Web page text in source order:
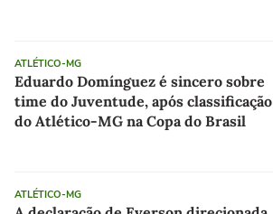
ATLÉTICO-MG
Eduardo Domínguez é sincero sobre
time do Juventude, após classificação
do Atlético-MG na Copa do Brasil
ATLÉTICO-MG